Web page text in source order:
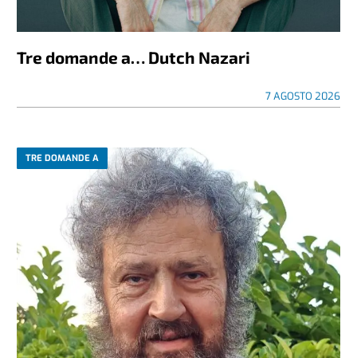
Tre domande a… Dutch Nazari
7 AGOSTO 2026
TRE DOMANDE A